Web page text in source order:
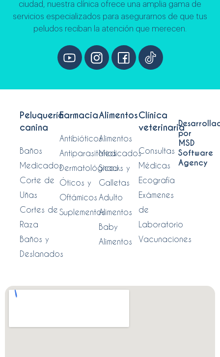
ciudad, nuestra clínica ofrece una amplia gama de
servicios especializados para asegurarnos de que tus
peludos reciban la atención que merecen.
Peluquería
canina
Baños
Medicados
Corte de
Uñas
Cortes de
Raza
Baños y
Deslanados
Farmacia
Antibióticos
Antiparasitarios
Dermatológicos
Óticos y
Oftámicos
Suplementos
Alimentos
Alimentos
Medicados
Snacks y
Galletas
Adulto
Alimentos
Baby
Alimentos
Clínica
veterinaria
Consultas
Médicas
Ecografía
Exámenes
de
Laboratorio
Vacunaciones
por
MSD
Software
Agency